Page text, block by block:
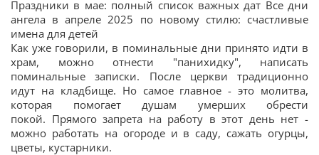
Праздники в мае: полный список важных дат Все дни
ангела в апреле 2025 по новому стилю: счастливые
имена для детей
Как уже говорили, в поминальные дни принято идти в
храм, можно отнести "панихидку", написать
поминальные записки. После церкви традиционно
идут на кладбище. Но самое главное - это молитва,
которая помогает душам умерших обрести
покой. Прямого запрета на работу в этот день нет -
можно работать на огороде и в саду, сажать огурцы,
цветы, кустарники.